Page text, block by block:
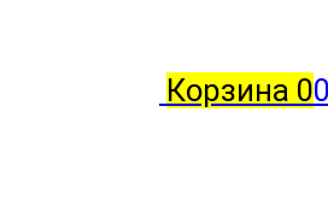
Корзина 0